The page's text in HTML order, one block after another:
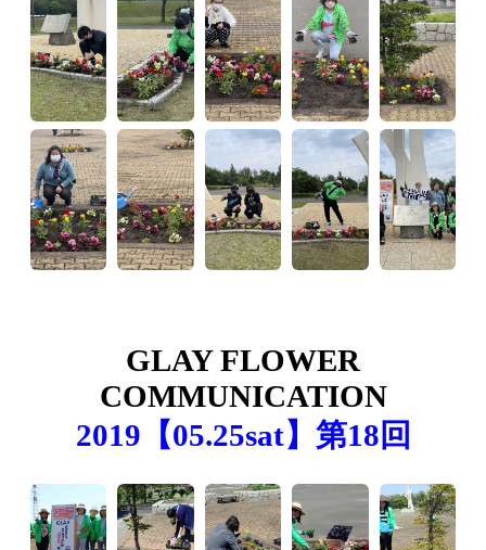
GLAY FLOWER
COMMUNICATION
2019【05.25sat】第18回